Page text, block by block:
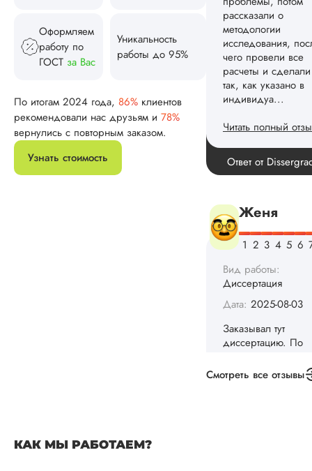
Оформляем
работу по
ГОСТ за Вас
Уникальность
работы до 95%
По итогам 2024 года, 86% клиентов
рекомендовали нас друзьям и 78%
вернулись с повторным заказом.
Узнать стоимость
Читать полный
Спасибо!
ваши слова
Ответ от
Женя
Вид работы:
Диссертация
Заказывал тут
диссертацию. По
срокам и
внушительно, но
выхода не
не успел бы
самостоятельно.
Понравилось то,
менеджер
держал меня в
Структура
Смотреть все отзывы
КАК МЫ РАБОТАЕМ?